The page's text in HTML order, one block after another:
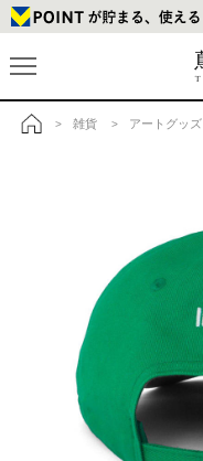
> 雑貨 > アートグッズ